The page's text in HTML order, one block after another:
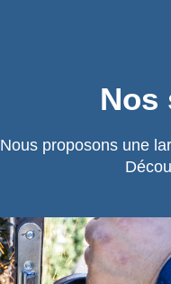
Nos
Nous proposons une